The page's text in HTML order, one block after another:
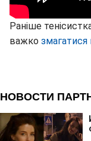
Раніше
важко змагатися